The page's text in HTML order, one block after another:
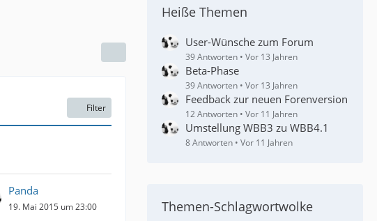
Filter
Panda
19. Mai 2015 um 23:00
Heiße Themen
User-Wünsche zum Forum
39 Antworten Vor 13 Jahren
Beta-Phase
39 Antworten Vor 13 Jahren
Feedback zur neuen Forenversion
12 Antworten Vor 11 Jahren
Umstellung WBB3 zu WBB4.1
8 Antworten Vor 11 Jahren
Themen-Schlagwortwolke